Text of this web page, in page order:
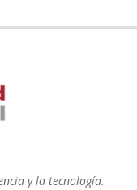
y la tecnología.